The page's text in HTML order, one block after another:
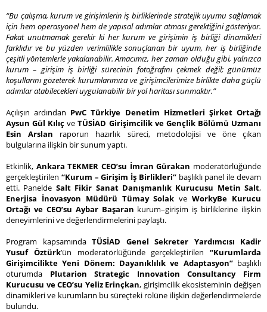
“Bu çalışma, kurum ve girişimlerin iş birliklerinde stratejik uyumu sağlamak
için hem operasyonel hem de yapısal adımlar atması gerektiğini gösteriyor.
Fakat unutmamak gerekir ki her kurum ve girişimin iş birliği dinamikleri
farklıdır ve bu yüzden verimlilikle sonuçlanan bir uyum, her iş birliğinde
çeşitli yöntemlerle yakalanabilir. Amacımız, her zaman olduğu gibi, yalnızca
kurum – girişim iş birliği sürecinin fotoğrafını çekmek değil; günümüz
koşullarını gözeterek kurumlarımıza ve girişimcilerimize birlikte daha güçlü
adımlar atabilecekleri uygulanabilir bir yol haritası sunmaktır.”
Açılışın ardından PwC Türkiye Denetim Hizmetleri Şirket Ortağı
Aysun Gül Kılıç veTÜSİAD Girişimcilik ve Gençlik Bölümü Uzmanı
Esin Arslan raporun hazırlık süreci, metodolojisi ve öne çıkan
bulgularına ilişkin bir sunum yaptı.
Etkinlik, Ankara TEKMER CEO’su İmran Gürakan moderatörlüğünde
gerçekleştirilen “Kurum – Girişim İş Birlikleri”başlıklı panel ile devam
etti. Panelde Salt Fikir Sanat Danışmanlık Kurucusu Metin Salt,
Enerjisa İnovasyon Müdürü Tümay Solak veWorkyBe Kurucu
Ortağı ve CEO’su Aybar Başaran kurum–girişim iş birliklerine ilişkin
deneyimlerini ve değerlendirmelerini paylaştı.
Program kapsamında TÜSİAD Genel Sekreter Yardımcısı Kadir
Yusuf Öztürk’ün moderatörlüğünde gerçekleştirilen “Kurumlarda
Girişimcilikte Yeni Dönem: Dayanıklılık ve Adaptasyon” başlıklı
oturumda Plutarion Strategic Innovation Consultancy Firm
Kurucusu ve CEO’su Yeliz Erinçkan, girişimcilik ekosisteminin değişen
dinamikleri ve kurumların bu süreçteki rolüne ilişkin değerlendirmelerde
bulundu.